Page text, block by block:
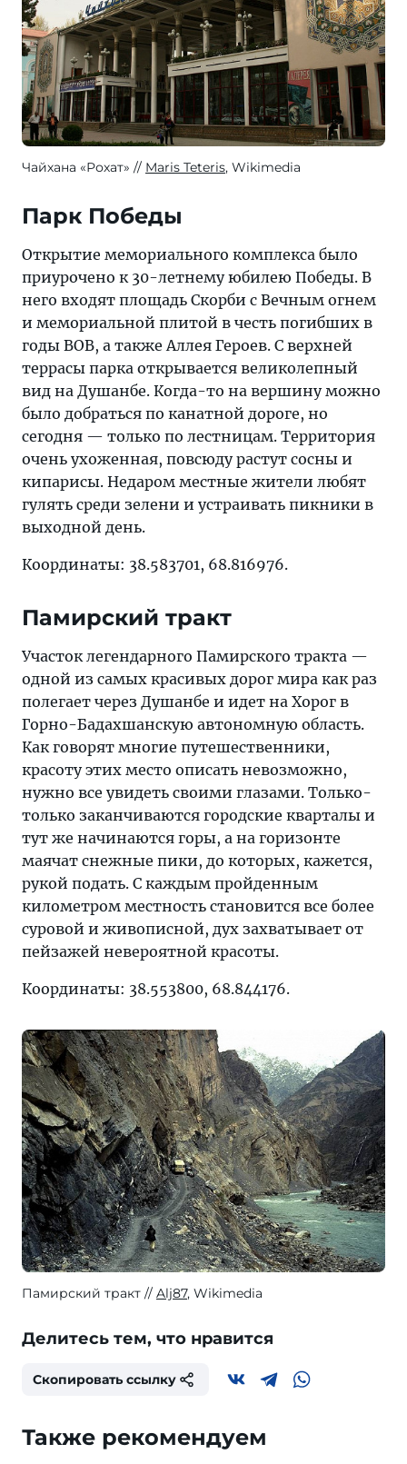
Чайхана «Рохат» Maris Teteris, Wikimedia
Парк Победы
Открытие мемориального комплекса было
приурочено к 30-летнему юбилею Победы. В
него входят площадь Скорби с Вечным огнем
и мемориальной плитой в честь погибших в
годы ВОВ, а также Аллея Героев. С верхней
террасы парка открывается великолепный
вид на Душанбе. Когда-то на вершину можно
было добраться по канатной дороге, но
сегодня — только по лестницам. Территория
очень ухоженная, повсюду растут сосны и
кипарисы. Недаром местные жители любят
гулять среди зелени и устраивать пикники в
выходной день.
Координаты: 38.583701, 68.816976.
Памирский тракт
Участок легендарного Памирского тракта —
одной из самых красивых дорог мира как раз
полегает через Душанбе и идет на Хорог в
Горно-Бадахшанскую автономную область.
Как говорят многие путешественники,
красоту этих место описать невозможно,
нужно все увидеть своими глазами. Только-
только заканчиваются городские кварталы и
тут же начинаются горы, а на горизонте
маячат снежные пики, до которых, кажется,
рукой подать. С каждым пройденным
километром местность становится все более
суровой и живописной, дух захватывает от
пейзажей невероятной красоты.
Координаты: 38.553800, 68.844176.
Памирский тракт Alj87, Wikimedia
Делитесь тем, что нравится
Скопировать ссылку
Также рекомендуем